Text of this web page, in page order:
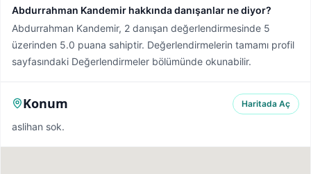
Abdurrahman Kandemir hakkında danışanlar ne diyor?
Abdurrahman Kandemir, 2 danışan değerlendirmesinde 5
üzerinden 5.0 puana sahiptir. Değerlendirmelerin tamamı profil
sayfasındaki Değerlendirmeler bölümünde okunabilir.
Konum
aslihan sok.
Haritada Aç